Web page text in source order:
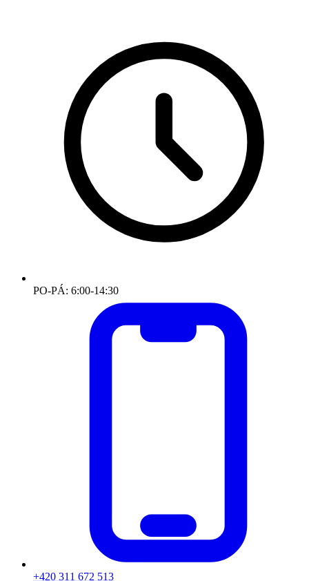
PO-PÁ: 6:00-14:30
+420 311 672 513